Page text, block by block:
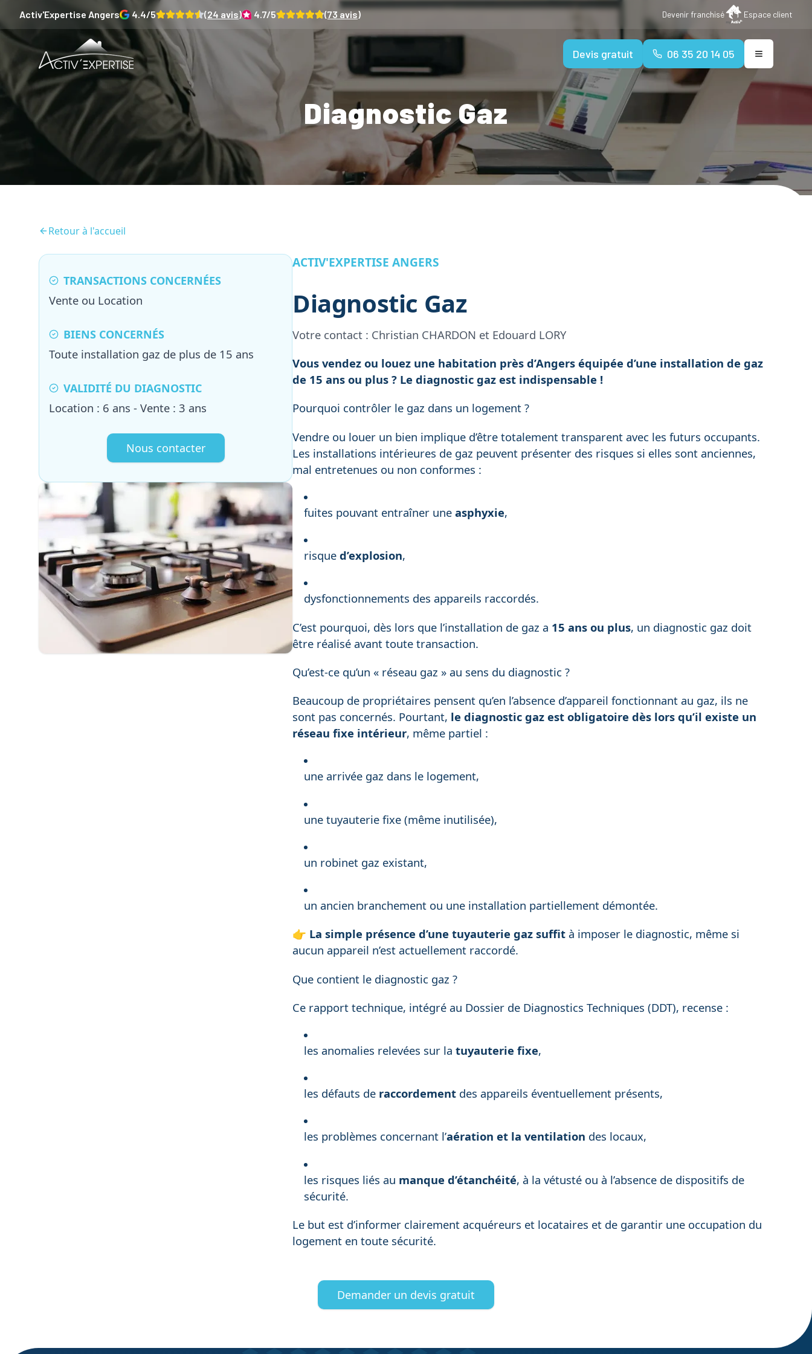
Activ'Expertise Angers 4.4/5 (24 avis) 4.7/5 (73 avis) Devenir franchisé Espace client
Devis gratuit 06 35 20 14 05
Diagnostic Gaz
Retour à l'accueil
TRANSACTIONS CONCERNÉES
Vente ou Location
BIENS CONCERNÉS
Toute installation gaz de plus de 15 ans
VALIDITÉ DU DIAGNOSTIC
Location : 6 ans - Vente : 3 ans
Nous contacter
ACTIV'EXPERTISE ANGERS
Diagnostic Gaz
Votre contact : Christian CHARDON et Edouard LORY
Vous vendez ou louez une habitation près d’Angers équipée d’une installation de gaz
de 15 ans ou plus ? Le diagnostic gaz est indispensable !
Pourquoi contrôler le gaz dans un logement ?
Vendre ou louer un bien implique d’être totalement transparent avec les futurs occupants.
Les installations intérieures de gaz peuvent présenter des risques si elles sont anciennes,
mal entretenues ou non conformes :
fuites pouvant entraîner uneasphyxie,
risqued’explosion,
dysfonctionnements des appareils raccordés.
C’est pourquoi, dès lors que l’installation de gaz a 15 ans ou plus, un diagnostic gaz doit
être réalisé avant toute transaction.
Qu’est-ce qu’un « réseau gaz » au sens du diagnostic ?
Beaucoup de propriétaires pensent qu’en l’absence d’appareil fonctionnant au gaz, ils ne
sont pas concernés. Pourtant, le diagnostic gaz est obligatoire dès lors qu’il existe un
réseau fixe intérieur, même partiel :
une arrivée gaz dans le logement,
une tuyauterie fixe (même inutilisée),
un robinet gaz existant,
un ancien branchement ou une installation partiellement démontée.
👉 La simple présence d’une tuyauterie gaz suffit à imposer le diagnostic, même si
aucun appareil n’est actuellement raccordé.
Que contient le diagnostic gaz ?
Ce rapport technique, intégré au Dossier de Diagnostics Techniques (DDT), recense :
les anomalies relevées sur latuyauterie fixe,
les défauts de raccordement des appareils éventuellement présents,
les problèmes concernant l’aération et la ventilation des locaux,
les risques liés au manque d’étanchéité, à la vétusté ou à l’absence de dispositifs de
sécurité.
Le but est d’informer clairement acquéreurs et locataires et de garantir une occupation du
logement en toute sécurité.
Demander un devis gratuit